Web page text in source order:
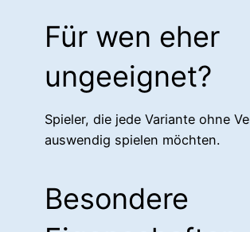
Für wen eher
ungeeignet?
Spieler, die jede Variante ohne
auswendig spielen möchten.
Besondere